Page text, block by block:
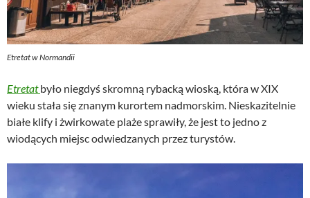
Etretat w Normandii
Etretatbyło niegdyś skromną rybacką wioską, która w XIX
wieku stała się znanym kurortem nadmorskim. Nieskazitelnie
białe klify i żwirkowate plaże sprawiły, że jest to jedno z
wiodących miejsc odwiedzanych przez turystów.